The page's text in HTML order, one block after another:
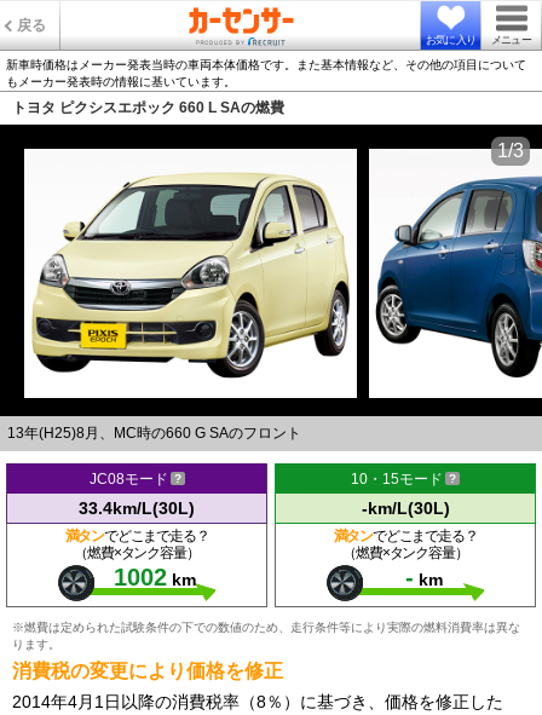
戻る
お気に入り メニュー
新車時価格はメーカー発表当時の車両本体価格です。また基本情報など、その他の項目について
もメーカー発表時の情報に基いています。
トヨタ ピクシスエポック 660 L SAの燃費
13年(H25)8月、MC時の660 G SAのフロント
1/3
JC08モード
33.4km/L(30L)
満タンでどこまで走る？
（燃費×タンク容量）
1002 km
10・15モード
-km/L(30L)
満タンでどこまで走る？
（燃費×タンク容量）
- km
※燃費は定められた試験条件の下での数値のため、走行条件等により実際の燃料消費率は異な
ります。
消費税の変更により価格を修正
2014年4月1日以降の消費税率（8％）に基づき、価格を修正した